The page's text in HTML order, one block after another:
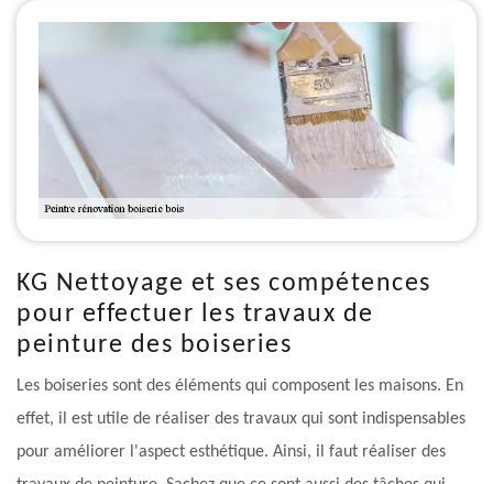
KG Nettoyage et ses compétences
pour effectuer les travaux de
peinture des boiseries
Les boiseries sont des éléments qui composent les maisons. En
effet, il est utile de réaliser des travaux qui sont indispensables
pour améliorer l'aspect esthétique. Ainsi, il faut réaliser des